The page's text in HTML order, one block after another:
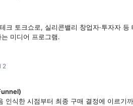
크 토크쇼로, 실리콘밸리 창업자·투자자 등
미디어 프로그램.
2
인식한 시점부터 최종 구매 결정에 이르기